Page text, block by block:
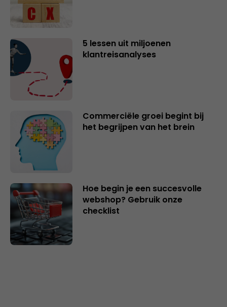
5 lessen uit miljoenen
klantreisanalyses
Commerciële groei begint bij
het begrijpen van het brein
Hoe begin je een succesvolle
webshop? Gebruik onze
checklist